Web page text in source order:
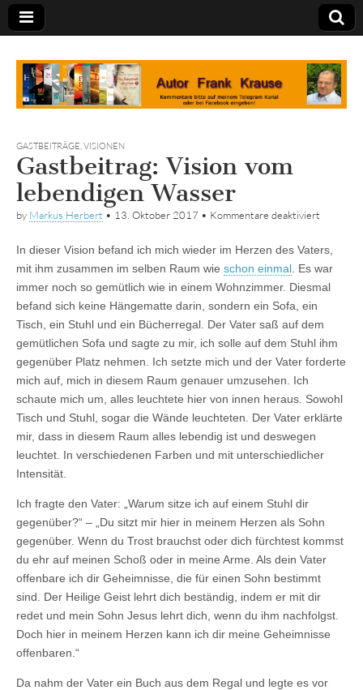
Tagebuch
GASTBEITRÄGE,VISIONEN
Gastbeitrag: Vision vom
lebendigen Wasser
by Markus Herbert • 13. Oktober 2017 • Kommentare deaktiviert
vom
In dieser Vision befand ich mich wieder im Herzen des Vaters,
mit ihm zusammen im selben Raum wie schon einmal . Es war
immer noch so gemütlich wie in einem Wohnzimmer. Diesmal
befand sich keine Hängematte darin, sondern ein Sofa, ein
Tisch, ein Stuhl und ein Bücherregal. Der Vater saß auf dem
gemütlichen Sofa und sagte zu mir, ich solle auf dem Stuhl ihm
gegenüber Platz nehmen. Ich setzte mich und der Vater forderte
mich auf, mich in diesem Raum genauer umzusehen. Ich
schaute mich um, alles leuchtete hier von innen heraus. Sowohl
Tisch und Stuhl, sogar die Wände leuchteten. Der Vater erklärte
mir, dass in diesem Raum alles lebendig ist und deswegen
leuchtet. In verschiedenen Farben und mit unterschiedlicher
Intensität.
Ich fragte den Vater: „Warum sitze ich auf einem Stuhl dir
gegenüber?“ – „Du sitzt mir hier in meinem Herzen als Sohn
gegenüber. Wenn du Trost brauchst oder dich fürchtest kommst
du ehr auf meinen Schoß oder in meine Arme. Als dein Vater
offenbare ich dir Geheimnisse, die für einen Sohn bestimmt
sind. Der Heilige Geist lehrt dich beständig, indem er mit dir
redet und mein Sohn Jesus lehrt dich, wenn du ihm nachfolgst.
Doch hier in meinem Herzen kann ich dir meine Geheimnisse
offenbaren.“
Da nahm der Vater ein Buch aus dem Regal und legte es vor